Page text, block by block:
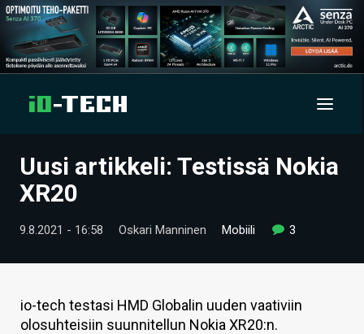
UUTISET
TIETOA
Uusi artikkeli: Testissä Nokia
XR20
9.8.2021 - 16:58 Oskari Manninen Mobiili 3
io-tech testasi HMD Globalin uuden vaativiin
olosuhteisiin suunnitellun Nokia XR20:n.